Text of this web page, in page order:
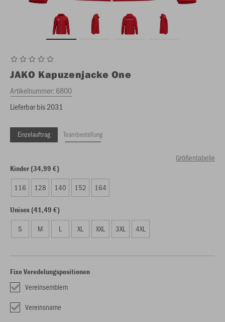
JAKO Kapuzenjacke One
Artikelnummer: 6800
Lieferbar bis 2031
Einzelauftrag Teambestellung
Größentabelle
Kinder (34,99 €)
116 128 140 152 164
Unisex (41,49 €)
S M L XL XXL 3XL 4XL
Fixe Veredelungspositionen
Vereinsemblem
Vereinsname